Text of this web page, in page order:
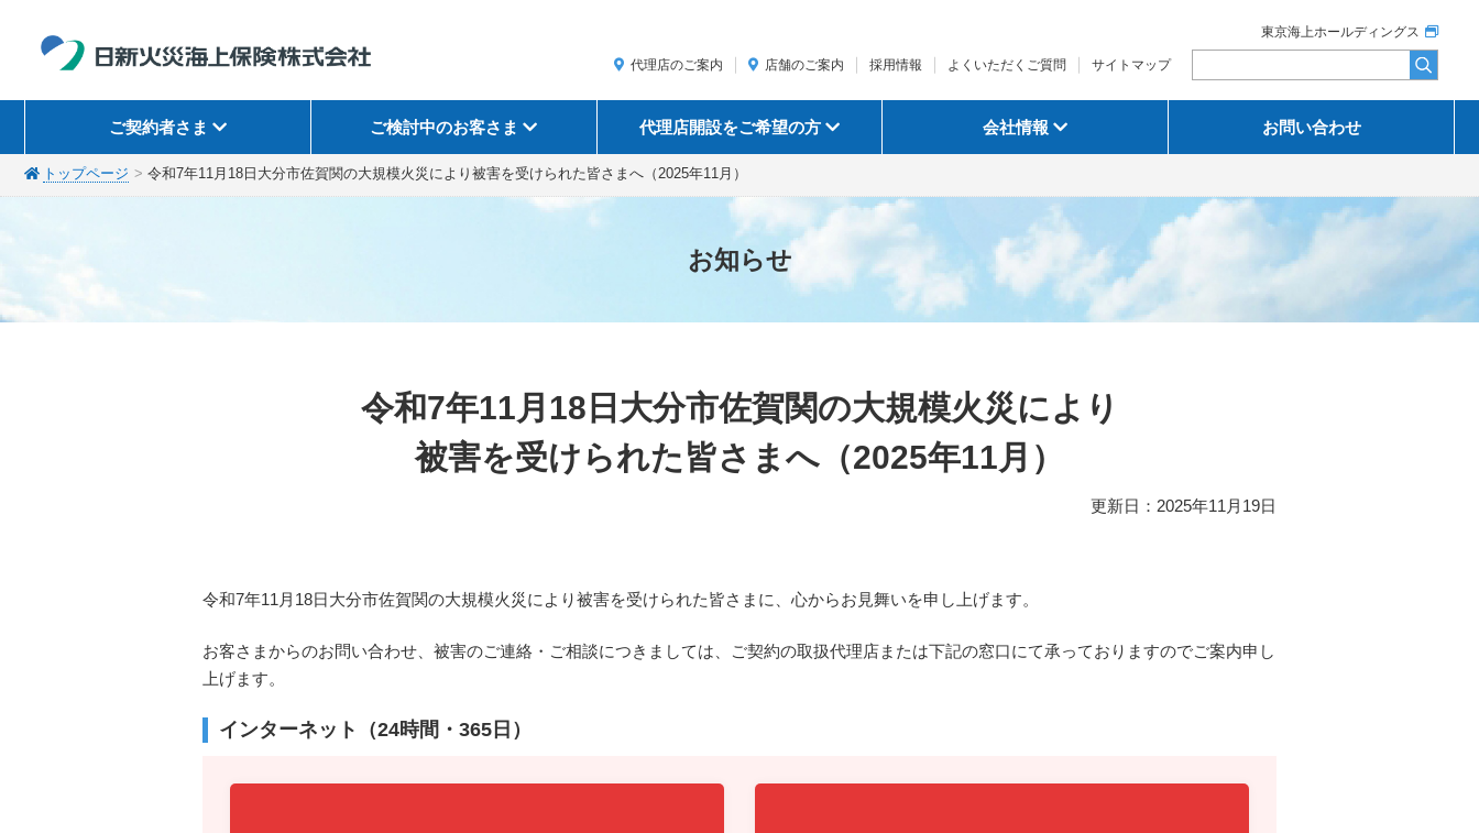
東京海上ホールディングス
代理店のご案内 店舗のご案内 採用情報 よくいただくご質問 サイトマップ
ご契約者さま ご検討中のお客さま 代理店開設をご希望の方 会社情報 お問い合わせ
トップページ 令和7年11月18日大分市佐賀関の大規模火災により被害を受けられた皆さまへ（2025年11月）
お知らせ
令和7年11月18日大分市佐賀関の大規模火災により
被害を受けられた皆さまへ（2025年11月）
更新日：2025年11月19日
令和7年11月18日大分市佐賀関の大規模火災により被害を受けられた皆さまに、心からお見舞いを申し上げます。
お客さまからのお問い合わせ、被害のご連絡・ご相談につきましては、ご契約の取扱代理店または下記の窓口にて承っておりますのでご案内申し
上げます。
インターネット（24時間・365日）